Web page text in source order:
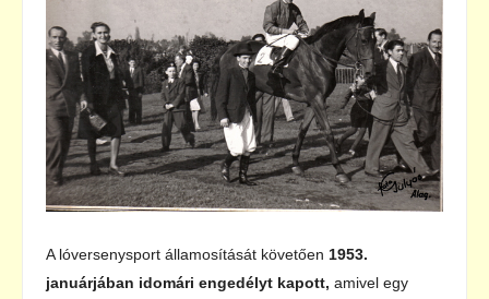
A lóversenysport államosítását követően 1953.
januárjában idomári engedélyt kapott, amivel egy